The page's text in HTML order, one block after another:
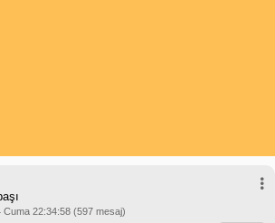
Cuma 22:34:58 (597 mesaj)